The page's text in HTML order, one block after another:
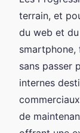
terrain, et
du web et
smartphone,
sans passer
internes
de